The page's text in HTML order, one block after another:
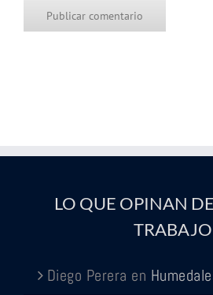
LO QUE OPINAN
Diego Perera en